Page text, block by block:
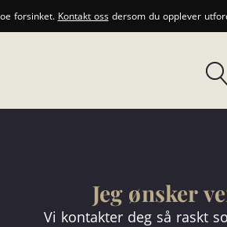
forsinket. Kontakt ossdersom du opplever
Jeg ønsker
Vi kontakter deg så raskt